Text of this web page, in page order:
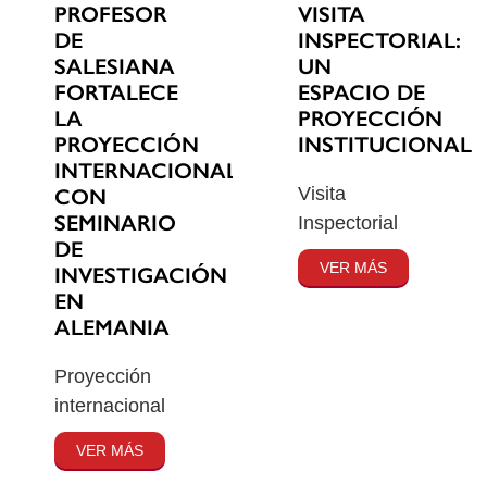
PROFESOR
DE
SALESIANA
FORTALECE
LA
PROYECCIÓN
INTERNACIONAL
CON
SEMINARIO
DE
INVESTIGACIÓN
EN
ALEMANIA
Proyección
internacional
VER MÁS
VISITA
INSPECTORIAL:
UN
ESPACIO DE
PROYECCIÓN
INSTITUCIONAL
Visita
Inspectorial
VER MÁS